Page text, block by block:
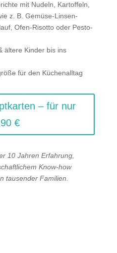
mit Nudeln, Kartoffeln,
z. B. Gemüse-Linsen-
Ofen-Risotto oder Pesto-
ältere Kinder bis ins
für den Küchenalltag
– für nur
€
10 Jahren Erfahrung,
Know-how
tausender Familien.